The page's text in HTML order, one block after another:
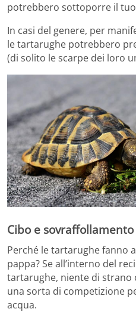
potrebbero sottoporre il
In casi del genere, per
le tartarughe potrebbero
(di solito le scarpe dei loro
Cibo e sovraffollamento
Perché le tartarughe fanno
pappa? Se all’interno del
tartarughe, niente di strano
una sorta di competizione
acqua.